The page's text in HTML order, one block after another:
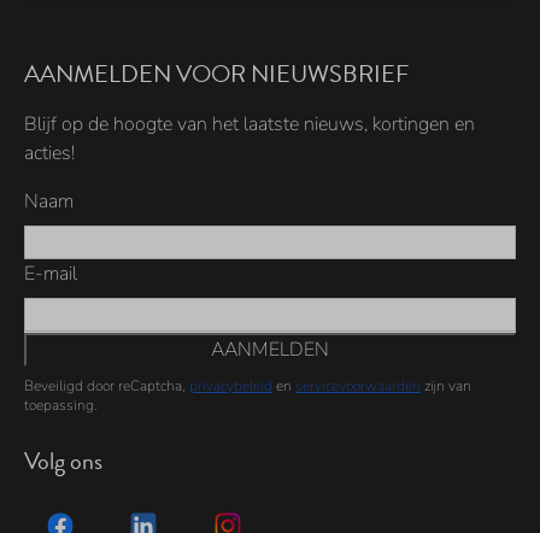
AANMELDEN VOOR NIEUWSBRIEF
Blijf op de hoogte van het laatste nieuws, kortingen en
acties!
Naam
E-mail
AANMELDEN
Beveiligd door reCaptcha, privacybeleid en servicevoorwaarden zijn van
toepassing.
Volg ons